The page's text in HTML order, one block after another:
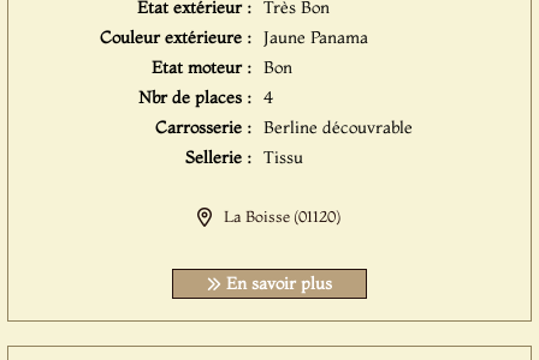
Etat extérieur : Très Bon
Couleur extérieure : Jaune Panama
Etat moteur : Bon
Nbr de places : 4
Carrosserie : Berline découvrable
Sellerie : Tissu
La Boisse (01120)
En savoir plus